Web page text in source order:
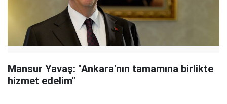
Mansur Yavaş: "Ankara'nın tamamına birlikte
hizmet edelim"